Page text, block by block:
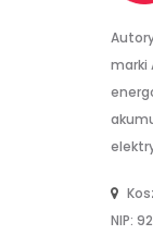
marki
NIP: